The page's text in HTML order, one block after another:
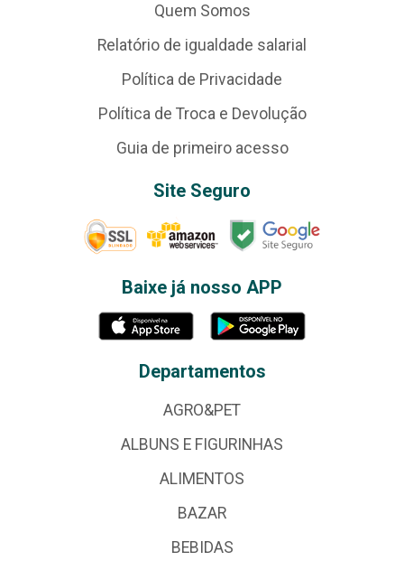
Quem Somos
Relatório de igualdade salarial
Política de Privacidade
Política de Troca e Devolução
Guia de primeiro acesso
Site Seguro
Baixe já nosso APP
Departamentos
AGRO&PET
ALBUNS E FIGURINHAS
ALIMENTOS
BAZAR
BEBIDAS